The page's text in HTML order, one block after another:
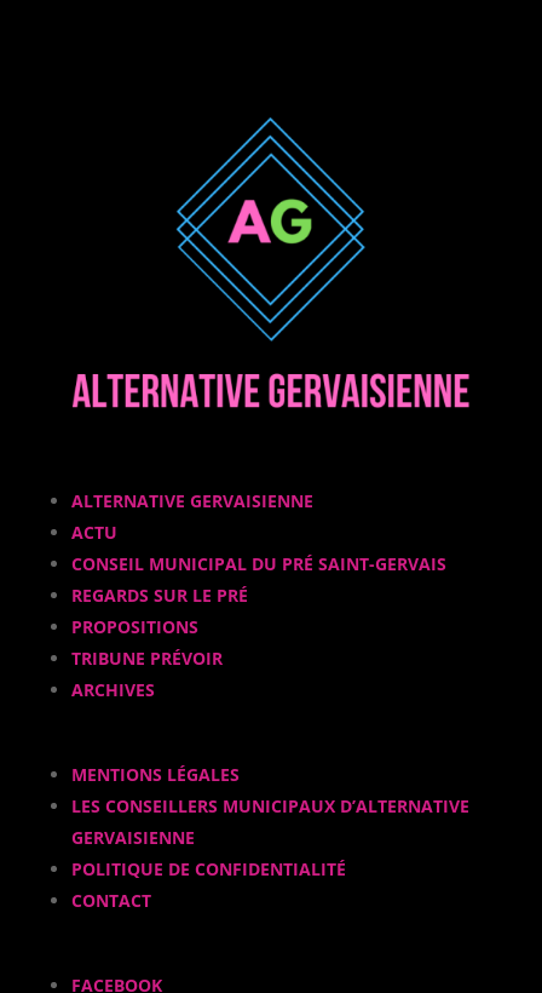
ALTERNATIVE GERVAISIENNE
ACTU
CONSEIL MUNICIPAL DU PRÉ SAINT-GERVAIS
REGARDS SUR LE PRÉ
PROPOSITIONS
TRIBUNE PRÉVOIR
ARCHIVES
MENTIONS LÉGALES
LES CONSEILLERS MUNICIPAUX D’ALTERNATIVE
GERVAISIENNE
POLITIQUE DE CONFIDENTIALITÉ
CONTACT
FACEBOOK